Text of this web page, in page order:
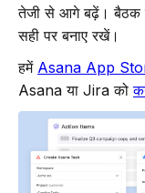
तेजी से आगे बढ़ें। बैठक के
सही पर बनाए रखें।
हमें Asana App
Asana या Jira को